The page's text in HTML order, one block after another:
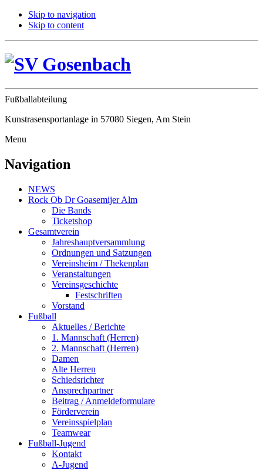
Skip to navigation
Skip to content
Fußballabteilung
Kunstrasensportanlage in 57080 Siegen, Am Stein
Menu
Navigation
NEWS
Rock Ob Dr Goasemijer Alm
Die Bands
Ticketshop
Gesamtverein
Jahreshauptversammlung
Ordnungen und Satzungen
Vereinsheim / Thekenplan
Veranstaltungen
Vereinsgeschichte
Festschriften
Vorstand
Fußball
Aktuelles / Berichte
1. Mannschaft (Herren)
2. Mannschaft (Herren)
Damen
Alte Herren
Schiedsrichter
Ansprechpartner
Beitrag / Anmeldeformulare
Förderverein
Vereinsspielplan
Teamwear
Fußball-Jugend
Kontakt
A-Jugend